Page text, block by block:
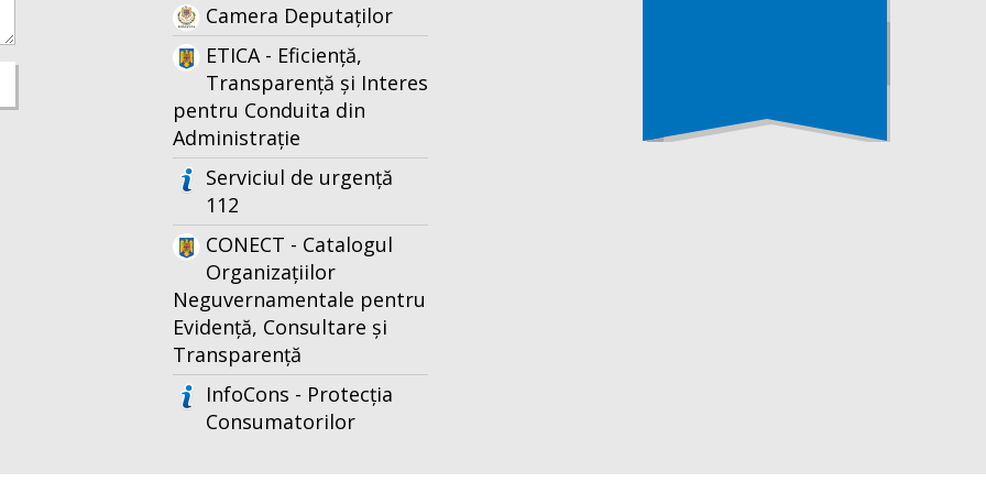
Camera Deputaților
ETICA - Eficiență,
Transparență și Interes
pentru Conduita din
Administrație
Serviciul de urgență
112
CONECT - Catalogul
Organizațiilor
Neguvernamentale pentru
Evidență, Consultare și
Transparență
InfoCons - Protecția
Consumatorilor